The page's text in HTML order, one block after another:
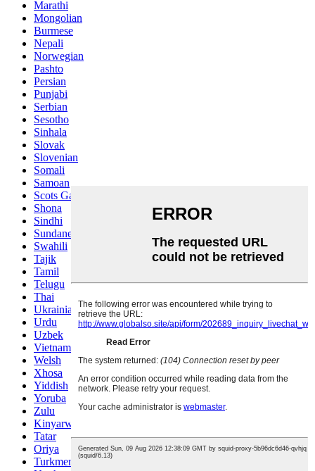
Marathi
Mongolian
Burmese
Nepali
Norwegian
Pashto
Persian
Punjabi
Serbian
Sesotho
Sinhala
Slovak
Slovenian
Somali
Samoan
Scots Gaelic
Shona
Sindhi
Sundanese
Swahili
Tajik
Tamil
Telugu
Thai
Ukrainian
Urdu
Uzbek
Vietnamese
Welsh
Xhosa
Yiddish
Yoruba
Zulu
Kinyarwanda
Tatar
Oriya
Turkmen